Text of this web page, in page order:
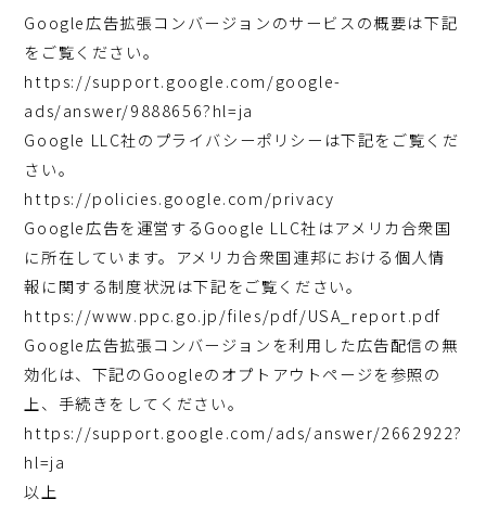
Google広告拡張コンバージョンのサービスの概要は下記
をご覧ください。
https://support.google.com/google-
ads/answer/9888656?hl=ja
Google LLC社のプライバシーポリシーは下記をご覧くだ
さい。
https://policies.google.com/privacy
Google広告を運営するGoogle LLC社はアメリカ合衆国
に所在しています。アメリカ合衆国連邦における個人情
報に関する制度状況は下記をご覧ください。
https://www.ppc.go.jp/files/pdf/USA_report.pdf
Google広告拡張コンバージョンを利用した広告配信の無
効化は、下記のGoogleのオプトアウトページを参照の
上、手続きをしてください。
https://support.google.com/ads/answer/2662922?
hl=ja
以上